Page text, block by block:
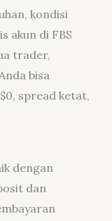
kondisi
akun di FBS
trader,
bisa
spread ketat,
dengan
dan